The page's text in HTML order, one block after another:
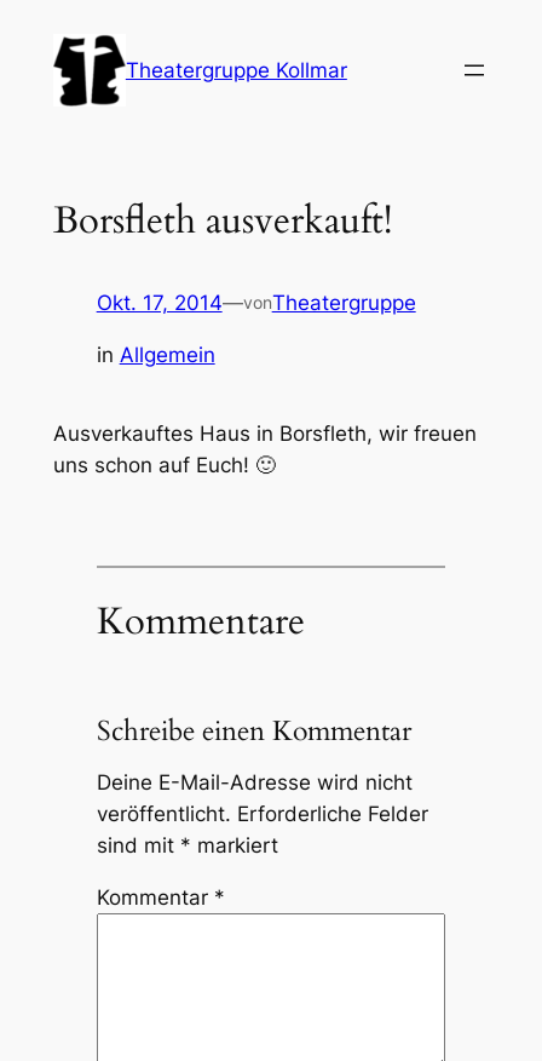
Inhalt
springen
Theatergruppe Kollmar
Borsfleth ausverkauft!
Okt. 17, 2014—vonTheatergruppe
in Allgemein
Ausverkauftes Haus in Borsfleth, wir freuen
uns schon auf Euch! 🙂
Kommentare
Schreibe einen Kommentar
Deine E-Mail-Adresse wird nicht
veröffentlicht. Erforderliche Felder
sind mit * markiert
Kommentar *